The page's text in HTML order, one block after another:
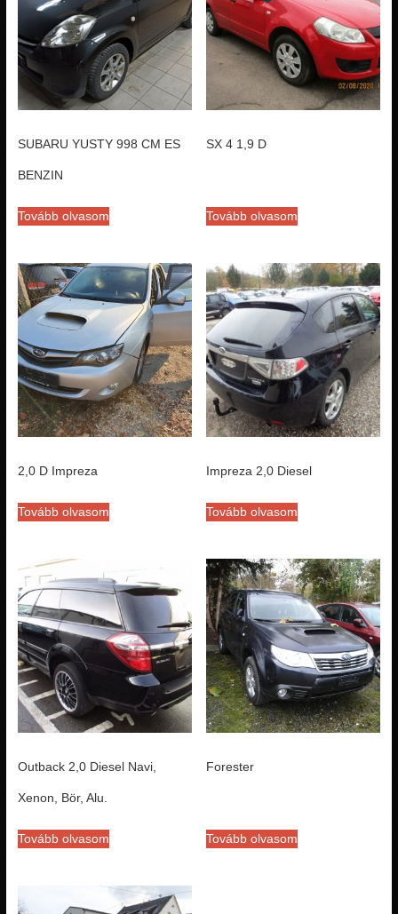
SUBARU YUSTY 998 CM ES
BENZIN
Tovább olvasom
SX 4 1,9 D
Tovább olvasom
2,0 D Impreza
Tovább olvasom
Impreza 2,0 Diesel
Tovább olvasom
Outback 2,0 Diesel Navi,
Xenon, Bör, Alu.
Tovább olvasom
Forester
Tovább olvasom